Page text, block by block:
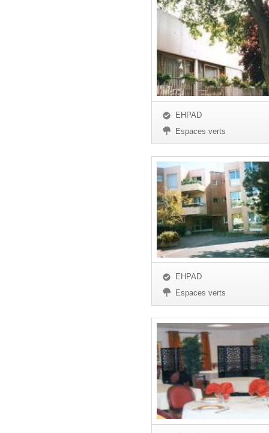
EHPAD
Espaces verts
EHPAD
Espaces verts